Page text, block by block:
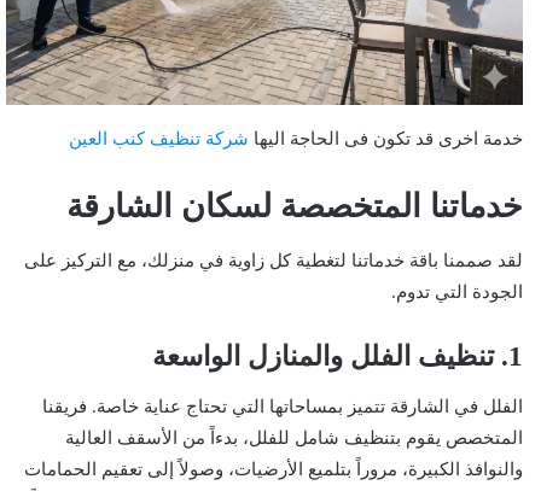
خدمة اخرى قد تكون فى الحاجة اليها شركة تنظيف كنب العين
خدماتنا المتخصصة لسكان الشارقة
لقد صممنا باقة خدماتنا لتغطية كل زاوية في منزلك، مع التركيز على
الجودة التي تدوم.
1. تنظيف الفلل والمنازل الواسعة
الفلل في الشارقة تتميز بمساحاتها التي تحتاج عناية خاصة. فريقنا
المتخصص يقوم بتنظيف شامل للفلل، بدءاً من الأسقف العالية
والنوافذ الكبيرة، مروراً بتلميع الأرضيات، وصولاً إلى تعقيم الحمامات